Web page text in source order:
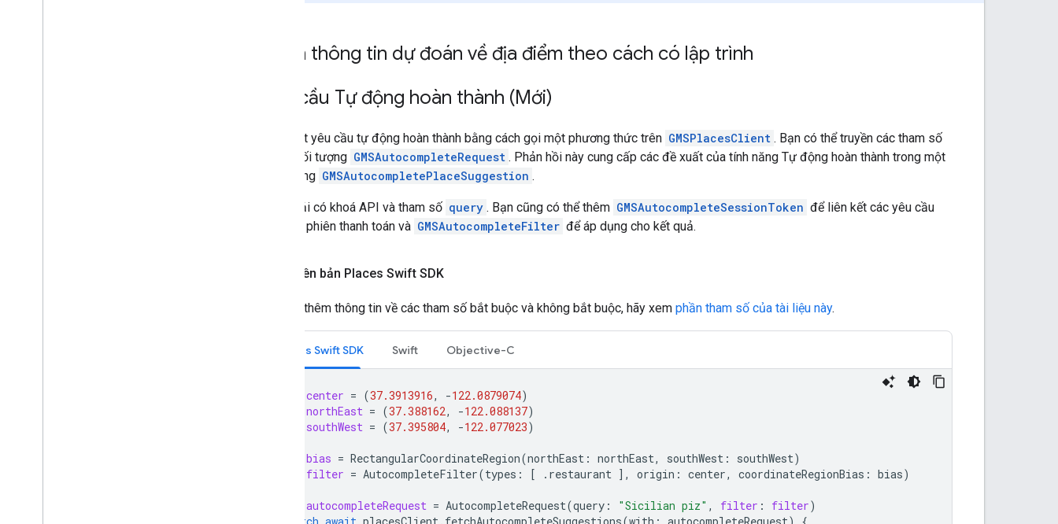
Nhận thông tin dự đoán về địa điểm theo cách có lập trình
Yêu cầu Tự động hoàn thành (Mới)
Tạo một yêu cầu tự động hoàn thành bằng cách gọi một phương thức trên GMSPlacesClient . Bạn có thể truyền các tham số
trong đối tượng GMSAutocompleteRequest . Phản hồi này cung cấp các đề xuất của tính năng Tự động hoàn thành trong một
đối tượng GMSAutocompletePlaceSuggestion .
Bạn phải có khoá API và tham số query . Bạn cũng có thể thêm GMSAutocompleteSessionToken để liên kết các yêu cầu
với một phiên thanh toán và GMSAutocompleteFilter để áp dụng cho kết quả.
Phiên bản Places Swift SDK
Để biết thêm thông tin về các tham số bắt buộc và không bắt buộc, hãy xem phần tham số của tài liệu này.
Places Swift SDK Swift Objective-C
center = (37.3913916, -122.0879074)
northEast = (37.388162, -122.088137)
southWest = (37.395804, -122.077023)
bias = RectangularCoordinateRegion(northEast : northEast, southWest : southWest)
filter = AutocompleteFilter(types : [ . restaurant ], origin : center, coordinateRegionBias : bias)
autocompleteRequest = AutocompleteRequest(query : "Sicilian piz" , filter : filter)